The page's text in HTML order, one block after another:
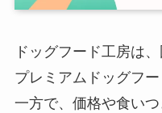
ドッグフード工房は
プレミアムドッグフ
一方で、価格や食い